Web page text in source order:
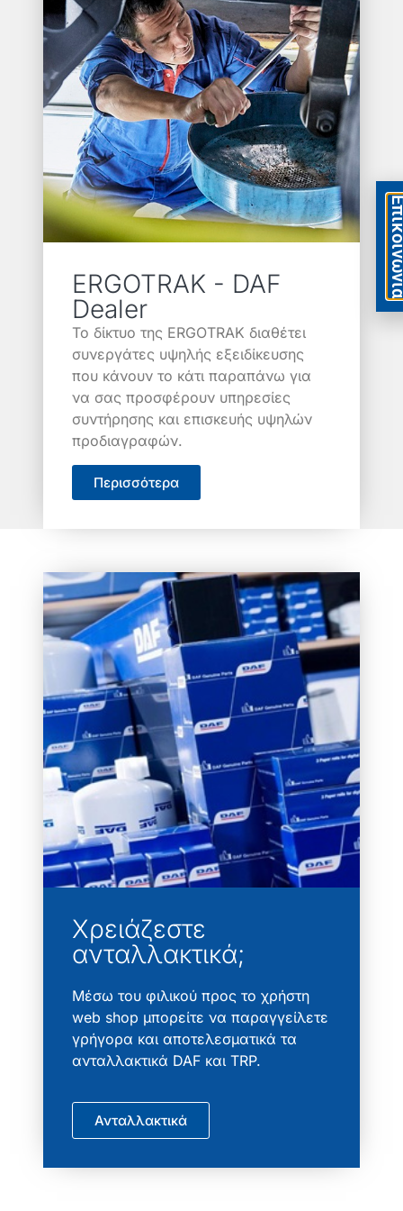
ERGOTRAK - DAF
Dealer
Το δίκτυο της ERGOTRAK διαθέτει
συνεργάτες υψηλής εξειδίκευσης
που κάνουν το κάτι παραπάνω για
να σας προσφέρουν υπηρεσίες
συντήρησης και επισκευής υψηλών
προδιαγραφών.
Περισσότερα
Χρειάζεστε
ανταλλακτικά;
Μέσω του φιλικού προς το χρήστη
web shop μπορείτε να παραγγείλετε
γρήγορα και αποτελεσματικά τα
ανταλλακτικά DAF και TRP.
Ανταλλακτικά